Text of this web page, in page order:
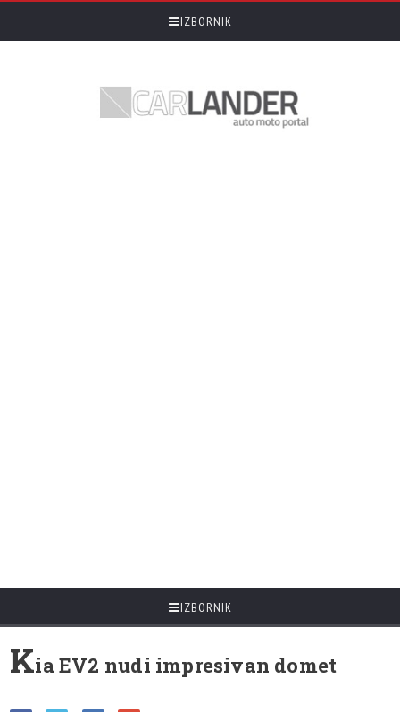
IZBORNIK
IZBORNIK
Kia EV2 nudi impresivan domet